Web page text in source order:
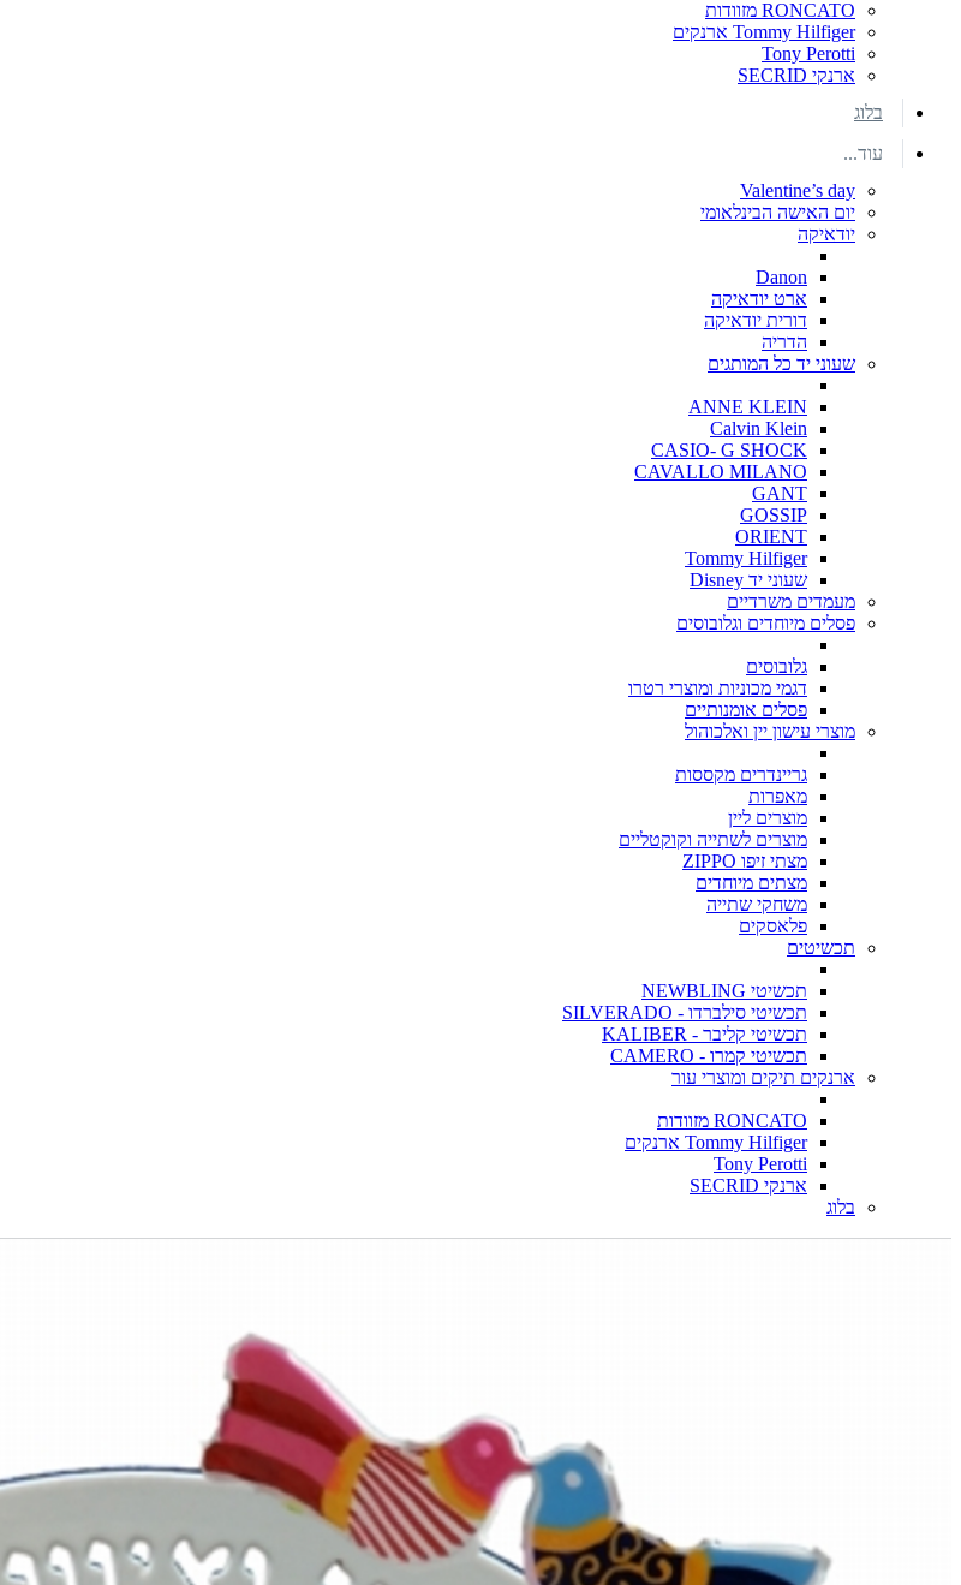
RONCATO מזוודות
Tommy Hilfiger ארנקים
Tony Perotti
ארנקי SECRID
בלוג
עוד...
Valentine’s day
יום האישה הבינלאומי
יודאיקה
Danon
ארט יודאיקה
דורית יודאיקה
הדריה
שעוני יד כל המותגים
ANNE KLEIN
Calvin Klein
CASIO- G SHOCK
CAVALLO MILANO
GANT
GOSSIP
ORIENT
Tommy Hilfiger
שעוני יד Disney
מעמדים משרדיים
פסלים מיוחדים וגלובוסים
גלובוסים
דגמי מכוניות ומוצרי רטרו
פסלים אומנותיים
מוצרי עישון יין ואלכוהול
גריינדרים מקססות
מאפרות
מוצרים ליין
מוצרים לשתייה וקוקטליים
מצתי זיפו ZIPPO
מצתים מיוחדים
משחקי שתייה
פלאסקים
תכשיטים
תכשיטי NEWBLING
תכשיטי סילברדו - SILVERADO
תכשיטי קליבר - KALIBER
תכשיטי קמרו - CAMERO
ארנקים תיקים ומוצרי עור
RONCATO מזוודות
Tommy Hilfiger ארנקים
Tony Perotti
ארנקי SECRID
בלוג